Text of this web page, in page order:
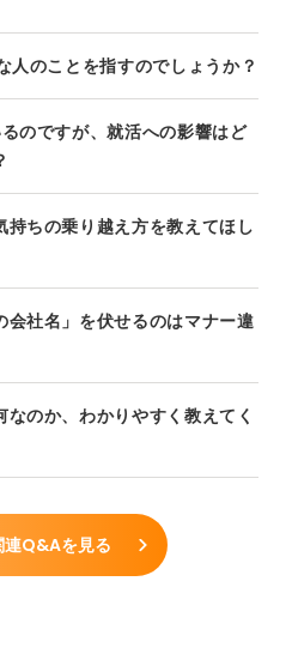
人のことを指すのでしょうか？
のですが、就活への影響はど
持ちの乗り越え方を教えてほし
会社名」を伏せるのはマナー違
なのか、わかりやすく教えてく
連Q&Aを見る